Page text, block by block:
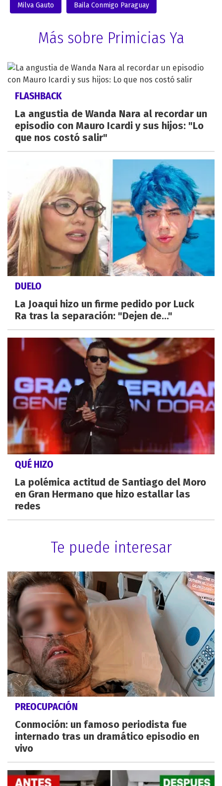
Milva Gauto Baila Conmigo Paraguay
Más sobre Primicias Ya
FLASHBACK
La angustia de Wanda Nara al recordar un
episodio con Mauro Icardi y sus hijos: "Lo
que nos costó salir"
DUELO
La Joaqui hizo un firme pedido por Luck
Ra tras la separación: "Dejen de..."
QUÉ HIZO
La polémica actitud de Santiago del Moro
en Gran Hermano que hizo estallar las
redes
Te puede interesar
PREOCUPACIÓN
Conmoción: un famoso periodista fue
internado tras un dramático episodio en
vivo